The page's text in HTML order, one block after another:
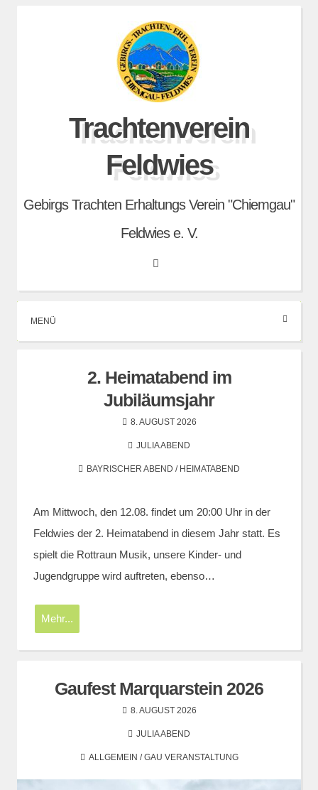
Trachtenverein
Feldwies
Gebirgs Trachten Erhaltungs Verein "Chiemgau"
Feldwies e. V.
Search
MENÜ
2. Heimatabend im
Jubiläumsjahr
8. AUGUST 2026
JULIA ABEND
BAYRISCHER ABEND / HEIMATABEND
Am Mittwoch, den 12.08. findet um 20:00 Uhr in der
Feldwies der 2. Heimatabend in diesem Jahr statt. Es
spielt die Rottraun Musik, unsere Kinder- und
Jugendgruppe wird auftreten, ebenso…
Mehr...
Gaufest Marquarstein 2026
8. AUGUST 2026
JULIA ABEND
ALLGEMEIN /GAU VERANSTALTUNG